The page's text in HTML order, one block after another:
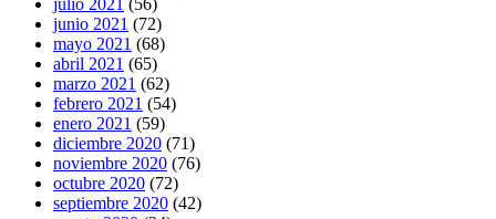
junio 2021 (72)
mayo 2021 (68)
abril 2021 (65)
marzo 2021 (62)
febrero 2021 (54)
enero 2021 (59)
diciembre 2020 (71)
noviembre 2020 (76)
octubre 2020 (72)
septiembre 2020 (42)